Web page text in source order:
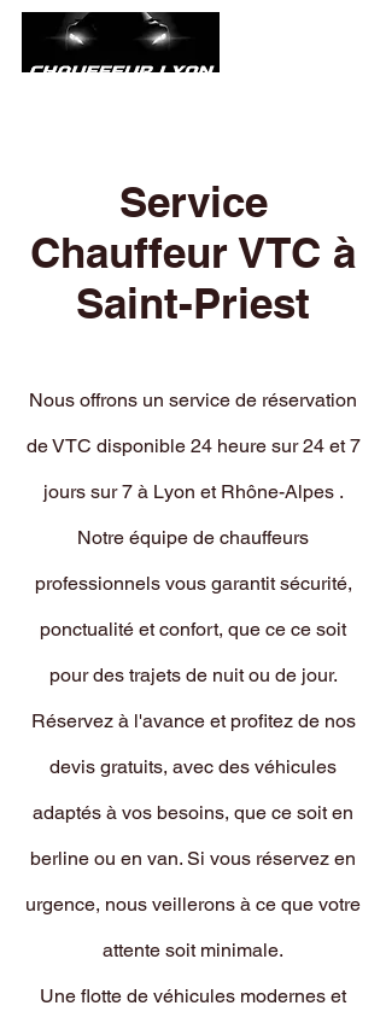
Service
Chauffeur VTC à
Saint-Priest
Nous offrons un service de réservation
de VTC disponible 24 heure sur 24 et 7
jours sur 7 à Lyon et Rhône-Alpes .
Notre équipe de chauffeurs
professionnels vous garantit sécurité,
ponctualité et confort, que ce ce soit
pour des trajets de nuit ou de jour.
Réservez à l'avance et profitez de nos
devis gratuits, avec des véhicules
adaptés à vos besoins, que ce soit en
berline ou en van. Si vous réservez en
urgence, nous veillerons à ce que votre
attente soit minimale.
Une flotte de véhicules modernes et